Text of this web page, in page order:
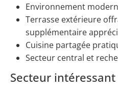
Environnement
Terrasse extérieure
supplémentaire
Cuisine partagée
Secteur central et
Secteur